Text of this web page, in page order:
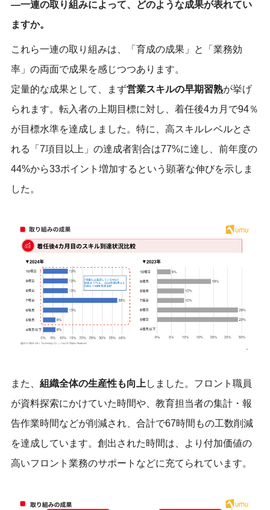
―一連の取り組みによって、どのような成果が表れてい
ますか。
これら一連の取り組みは、「育成の成果」と「業務効
率」の両面で成果を感じつつあります。
定量的な成果として、まず営業スキルの早期習熟が挙げ
られます。転入者の上期目標に対し、 着任後4カ月 で94％
が目標水準を達成しました。特に、高スキルレベルとさ
れる「7項目以上」の達成者割合は77%に達し、前年度の
44%から33ポイント増加するという顕著な伸びを示しま
した。
また、 組織全体の生産性も向上 しました。フロント職員
が資料探索にかけていた時間や、教育担当者の集計・報
告作業時間などが削減され、合計で67時間もの工数削減
を達成しています。創出された時間は、より付加価値の
高いフロント業務のサポートなどに充てられています。